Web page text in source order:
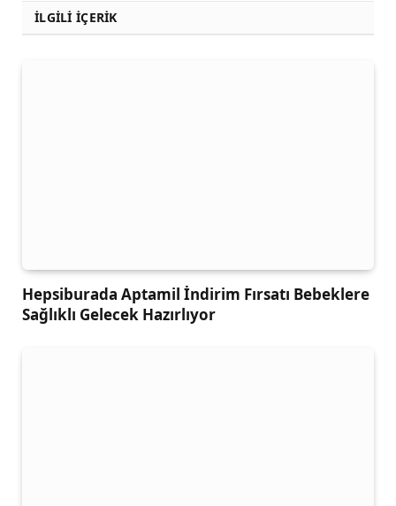
İLGİLİ İÇERİK
Hepsiburada Aptamil İndirim Fırsatı Bebeklere
Sağlıklı Gelecek Hazırlıyor